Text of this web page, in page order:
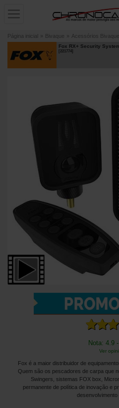
Página inicial » Bivaque » Acessórios Bivaque
Fox RX+ Security
[221774]
Nota: 4.9
Ver
Fox é a maior distribuidor de
Quem são os pescadores de carpa que
Swingers, sistemas FOX box,
permanente de política de inovação e
desenvolvimento